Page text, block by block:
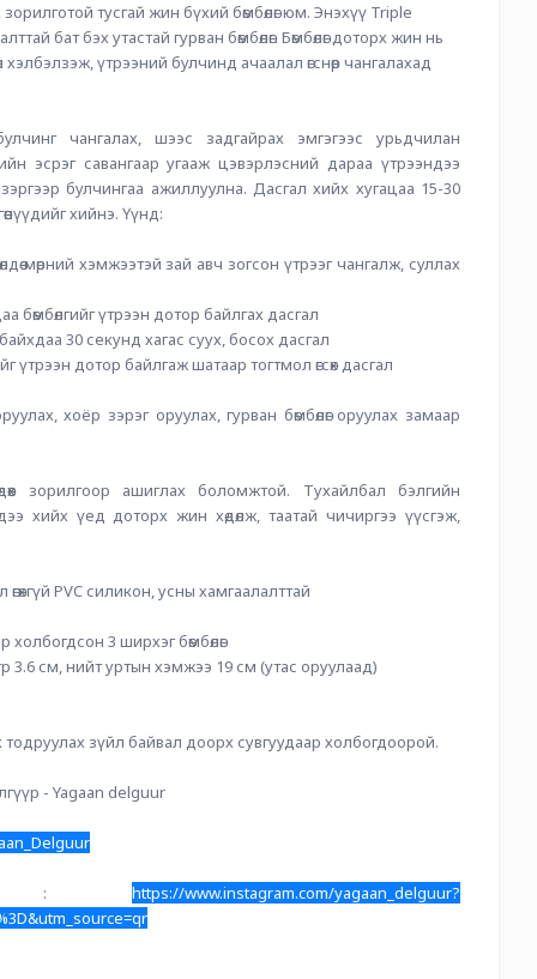
тусгай жин бүхий бөмбөлөг юм. Энэхүү Triple
бат бэх утастай гурван бөмбөлөг. Бөмбөлөг доторх жин нь
хэлбэлзэж, үтрээний булчинд ачаалал өгснөөр чангалахад
чангалах, шээс задгайрах эмгэгээс урьдчилан
эсрэг савангаар угааж цэвэрлэсний дараа үтрээндээ
зэргээр булчингаа ажиллуулна. Дасгал хийх хугацаа 15-30
хийнэ. Үүнд:
мөрний хэмжээтэй зай авч зогсон үтрээг чангалж, суллах
бөмбөлгийг үтрээн дотор байлгах дасгал
байхдаа 30 секунд хагас суух, босох дасгал
үтрээн дотор байлгаж шатаар тогтмол өгсөх дасгал
хоёр зэрэг оруулах, гурван бөмбөлөг оруулах замаар
зорилгоор ашиглах боломжтой. Тухайлбал бэлгийн
хийх үед доторх жин хөдөлж, таатай чичиргээ үүсгэж,
PVC силикон, усны хамгаалалттай
холбогдсон 3 ширхэг бөмбөлөг
3.6 см, нийт уртын хэмжээ 19 см (утас оруулаад)
зүйл байвал доорх сувгуудаар холбогдоорой.
- Yagaan delguur
: https://www.instagram.com/yagaan_delguur?